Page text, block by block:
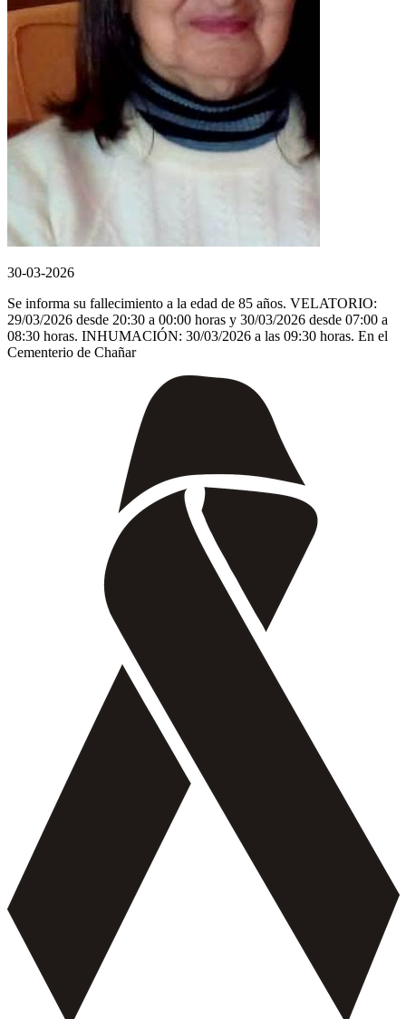
30-03-2026
Se informa su fallecimiento a la edad de 85 años. VELATORIO:
29/03/2026 desde 20:30 a 00:00 horas y 30/03/2026 desde 07:00 a
08:30 horas. INHUMACIÓN: 30/03/2026 a las 09:30 horas. En el
Cementerio de Chañar